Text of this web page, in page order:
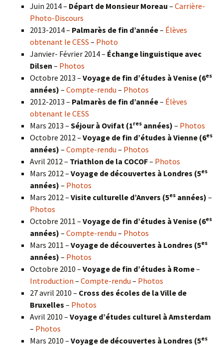
Juin 2014 – Départ de Monsieur Moreau – Carrière-
Photo-Discours
2013-2014 – Palmarès de fin d’année– Élèves
obtenant le CESS – Photo
Janvier- Février 2014 – Échange linguistique avec
Dilsen – Photos
Octobre 2013 – Voyage de fin d’études à Venise (6es
années) – Compte-rendu – Photos
2012-2013 – Palmarès de fin d’année– Élèves
obtenant le CESS
Mars 2013 – Séjour à Ovifat (1res années) – Photos
Octobre 2012 – Voyage de fin d’études à Vienne (6es
années) – Compte-rendu – Photos
Avril 2012 – Triathlon de la COCOF– Photos
Mars 2012 – Voyage de découvertes à Londres (5es
années) – Photos
Mars 2012 – Visite culturelle d’Anvers (5es années) –
Photos
Octobre 2011 – Voyage de fin d’études à Venise (6es
années) – Compte-rendu – Photos
Mars 2011 – Voyage de découvertes à Londres (5es
années) – Photos
Octobre 2010 – Voyage de fin d’études à Rome–
Introduction – Compte-rendu – Photos
27 avril 2010 – Cross des écoles de la Ville de
Bruxelles – Photos
Avril 2010 – Voyage d’études culturel à Amsterdam
– Photos
Mars 2010 – Voyage de découvertes à Londres (5es